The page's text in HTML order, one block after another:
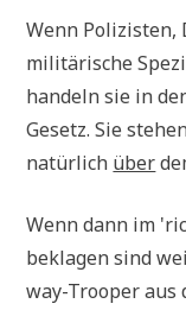
Wenn Poli­zi­sten,
mili­tä­ri­sche
han­deln sie in
Gesetz. Sie
natür­lich über
Wenn dann im
bekla­gen sind
way-Tro­o­per aus